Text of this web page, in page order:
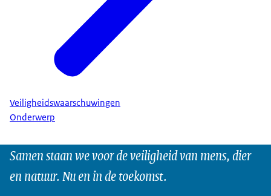
Veiligheidswaarschuwingen
Onderwerp
Samen staan we voor de veiligheid van mens, dier
en natuur. Nu en in de toekomst.